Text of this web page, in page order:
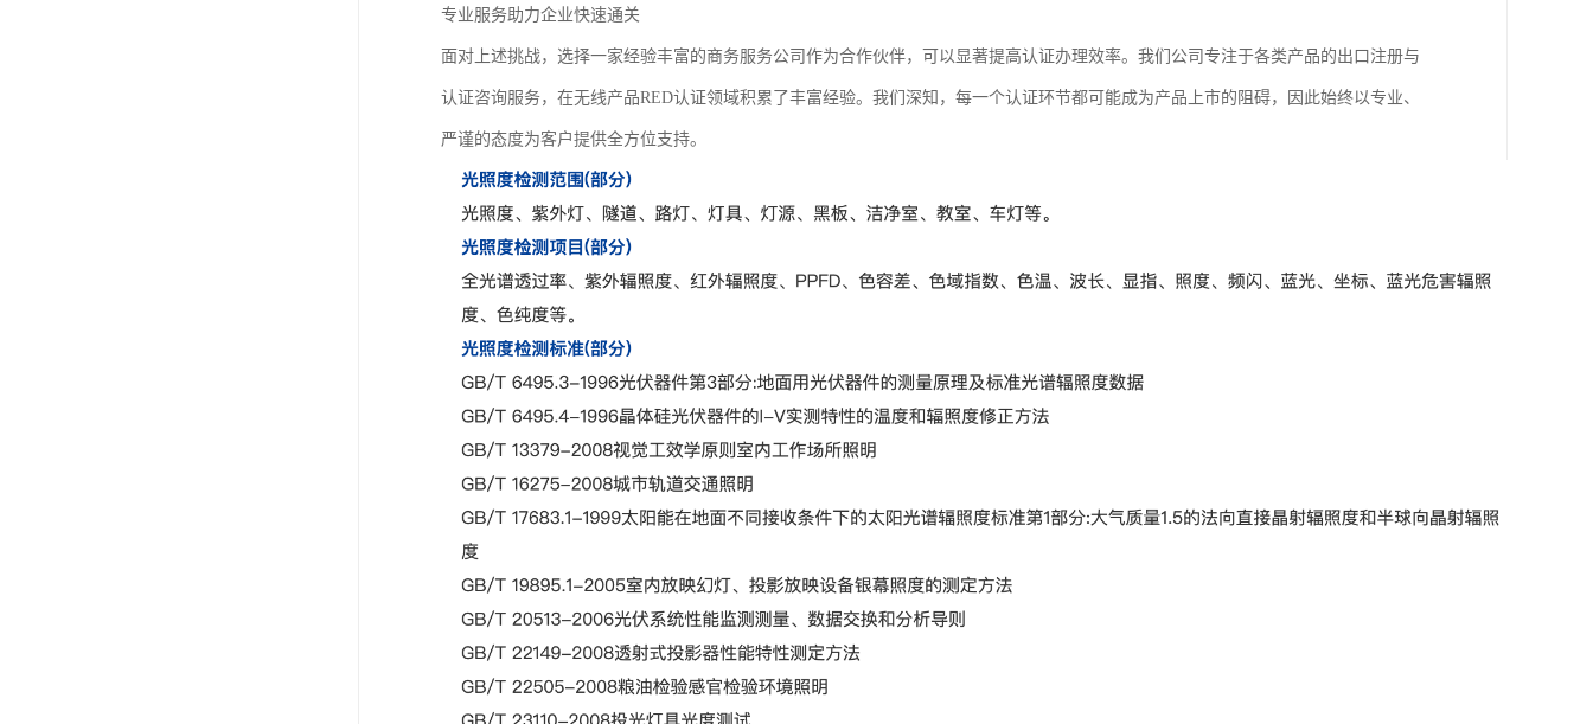
专业服务助力企业快速通关
面对上述挑战，选择一家经验丰富的商务服务公司作为合作伙伴，可以显著提高认证办理效率。我们公司专注于各类产品的出口注册与
认证咨询服务，在无线产品RED认证领域积累了丰富经验。我们深知，每一个认证环节都可能成为产品上市的阻碍，因此始终以专业、
严谨的态度为客户提供全方位支持。